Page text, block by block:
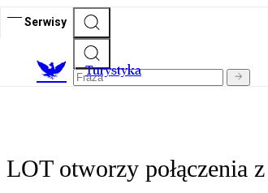
Serwisy
Turystyka
LOT otworzy połączenia